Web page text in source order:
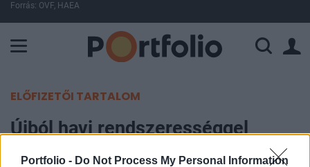
Portfolio - Do Not Process My Personal Information
Forrás: OVF, HAEA
ELŐFIZETŐI TARTALOM
Újból havi rendszerességgel
fordul a piachoz Görögország